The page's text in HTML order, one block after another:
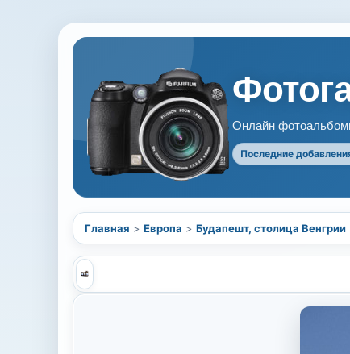
Онлайн
Последние
Главная > Европа > Будапешт, столица Венгрии